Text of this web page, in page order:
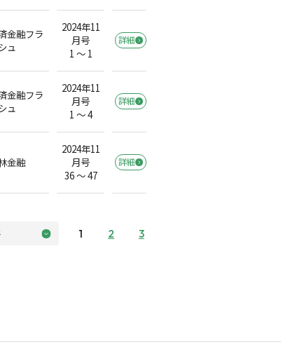
金融フラ
ュ
2024年11
月号
1 ～ 1
詳細
金融フラ
ュ
2024年11
月号
1 ～ 4
詳細
金融
2024年11
月号
36 ～ 47
詳細
1 2 3